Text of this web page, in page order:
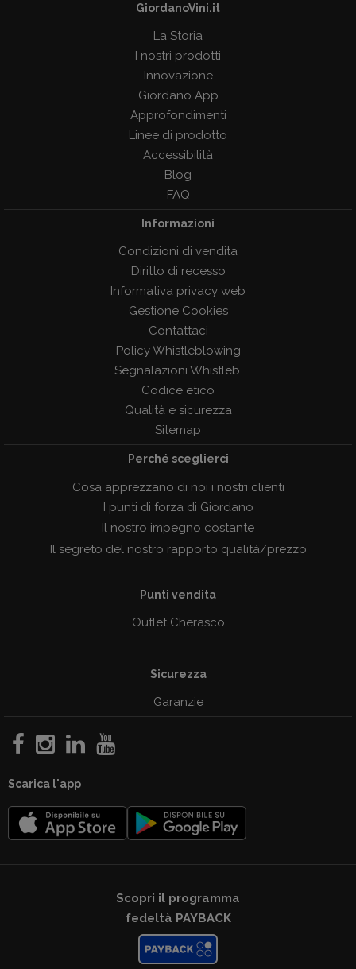
GiordanoVini.it
La Storia
I nostri prodotti
Innovazione
Giordano App
Approfondimenti
Linee di prodotto
Accessibilità
Blog
FAQ
Informazioni
Condizioni di vendita
Diritto di recesso
Informativa privacy web
Gestione Cookies
Contattaci
Policy Whistleblowing
Segnalazioni Whistleb.
Codice etico
Qualità e sicurezza
Sitemap
Perché sceglierci
Cosa apprezzano di noi i nostri clienti
I punti di forza di Giordano
Il nostro impegno costante
Il segreto del nostro rapporto qualità/prezzo
Punti vendita
Outlet Cherasco
Sicurezza
Garanzie
Scarica l'app
Scopri il programma
fedeltà PAYBACK